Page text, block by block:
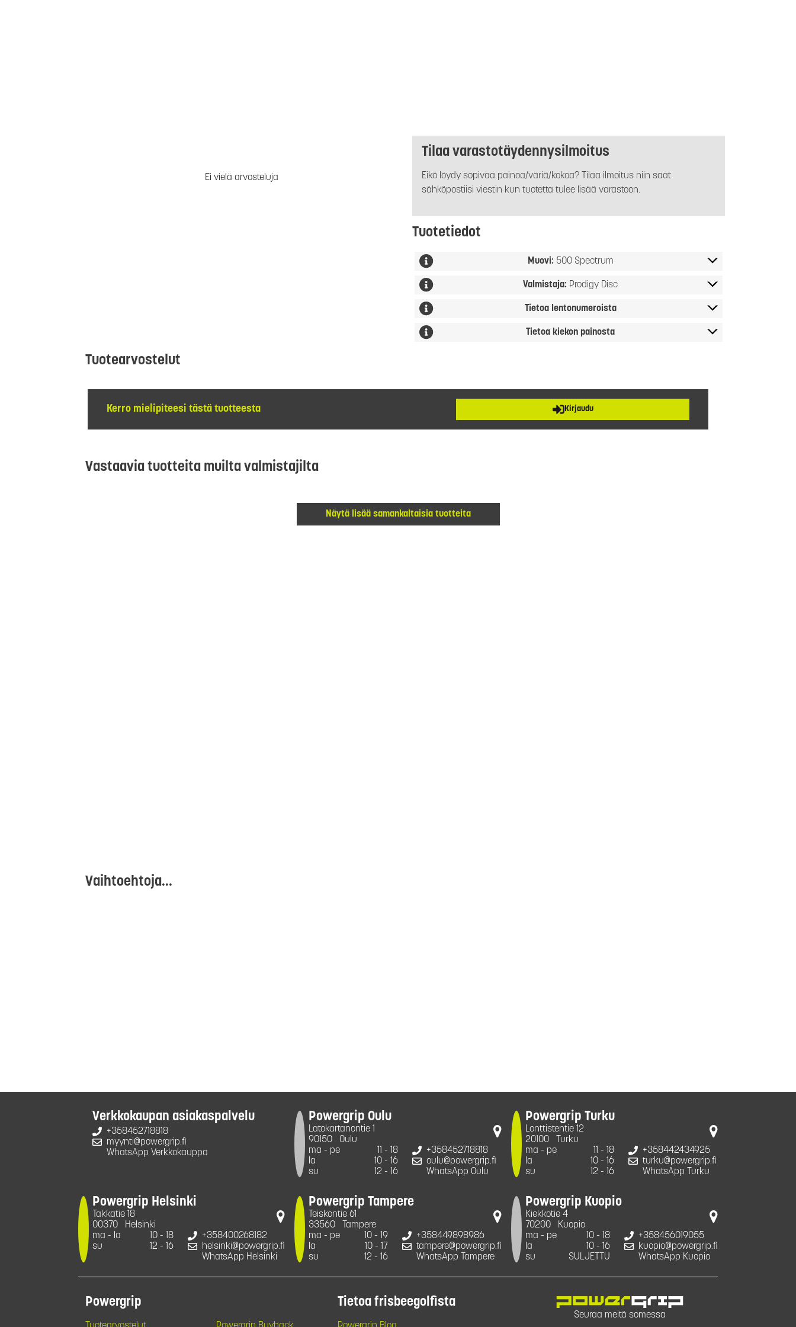
Ei vielä arvosteluja
Tilaa varastotäydennysilmoitus
Eikö löydy sopivaa painoa/väriä/kokoa? Tilaa ilmoitus niin saat
sähköpostiisi viestin kun tuotetta tulee lisää varastoon.
Tuotetiedot
Muovi: 500 Spectrum
Valmistaja: Prodigy Disc
Tietoa lentonumeroista
Tietoa kiekon painosta
Tuotearvostelut
Kerro mielipiteesi tästä tuotteesta Kirjaudu
Vastaavia tuotteita muilta valmistajilta
Näytä lisää samankaltaisia tuotteita
Vaihtoehtoja...
Verkkokaupan asiakaspalvelu
+358452718818
myynti@powergrip.fi
WhatsApp Verkkokauppa
Powergrip Oulu
Latokartanontie 1
90150
Oulu
ma - pe
11 - 18
la
10 - 16
su
12 - 16
+358452718818
oulu@powergrip.fi
WhatsApp Oulu
Powergrip Turku
Lonttistentie 12
20100
Turku
ma - pe
11 - 18
la
10 - 16
su
12 - 16
+358442434925
turku@powergrip.fi
WhatsApp Turku
Powergrip Helsinki
Takkatie 18
00370
Helsinki
ma - la
10 - 18
su
12 - 16
+358400268182
helsinki@powergrip.fi
WhatsApp Helsinki
Powergrip Tampere
Teiskontie 61
33560
Tampere
ma - pe
10 - 19
la
10 - 17
su
12 - 16
+358449898986
tampere@powergrip.fi
WhatsApp Tampere
Powergrip Kuopio
Kiekkotie 4
70200
Kuopio
ma - pe
10 - 18
la
10 - 16
su
SULJETTU
+358456019055
kuopio@powergrip.fi
WhatsApp Kuopio
Powergrip Tietoa frisbeegolfista
Seuraa meitä somessa